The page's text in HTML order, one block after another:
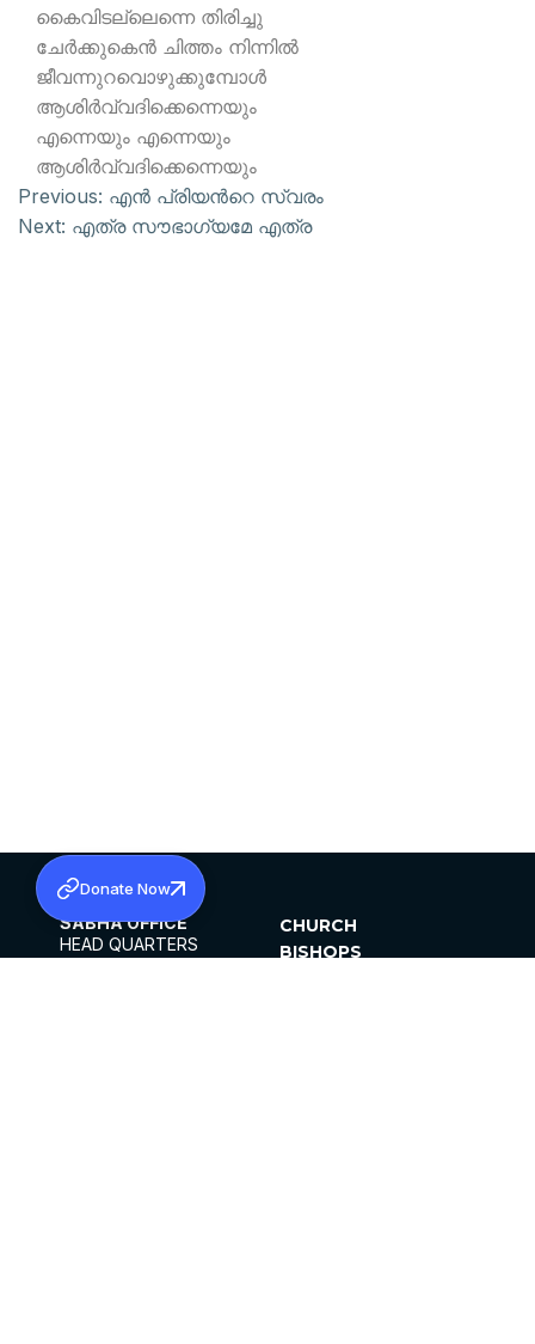
കൈവിടല്ലെന്നെ തിരിച്ചു
ചേര്‍ക്കുകെന്‍ ചിത്തം നിന്നില്‍
ജീവന്നുറവൊഴുക്കുമ്പോള്‍
ആശിര്‍വ്വദിക്കെന്നെയും
എന്നെയും എന്നെയും
ആശിര്‍വ്വദിക്കെന്നെയും
Previous: എന്‍ പ്രിയന്‍റെ സ്വരം
Next: എത്ര സൗഭാഗ്യമേ എത്ര
SABHA OFFICE
HEAD QUARTERS
CHURCH
BISHOPS
Donate Now